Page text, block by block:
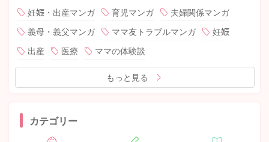
妊娠・出産マンガ 育児マンガ
夫婦関係マンガ
義母・義父マンガ
ママ友トラブルマンガ
妊娠
出産
医療 ママの体験談
もっと見る
カテゴリー